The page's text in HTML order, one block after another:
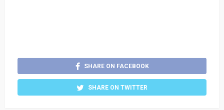
SHARE ON FACEBOOK
SHARE ON TWITTER